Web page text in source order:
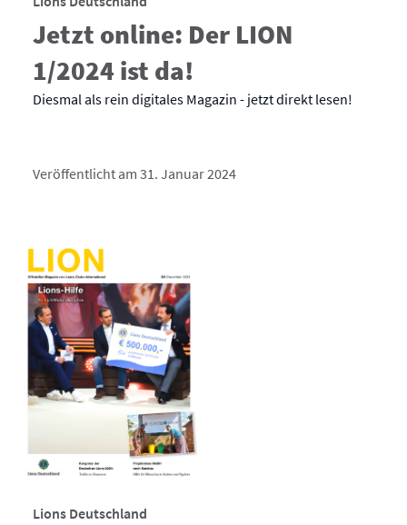
Jetzt online: Der LION
1/2024 ist da!
Diesmal als rein digitales Magazin - jetzt direkt lesen!
Veröffentlicht am 31. Januar 2024
Lions Deutschland